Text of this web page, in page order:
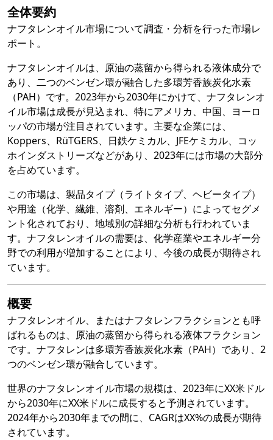
全体要約
ナフタレンオイル市場について調査・分析を行った市場レ
ポート。
ナフタレンオイルは、原油の蒸留から得られる液体成分で
あり、二つのベンゼン環が融合した多環芳香族炭化水素
（PAH）です。2023年から2030年にかけて、ナフタレンオ
イル市場は成長が見込まれ、特にアメリカ、中国、ヨーロ
ッパの市場が注目されています。主要な企業には、
Koppers、RüTGERS、日鉄ケミカル、JFEケミカル、コッ
ホインダストリーズなどがあり、2023年には市場の大部分
を占めています。
この市場は、製品タイプ（ライトタイプ、ヘビータイプ）
や用途（化学、繊維、溶剤、エネルギー）によってセグメ
ント化されており、地域別の詳細な分析も行われていま
す。ナフタレンオイルの需要は、化学産業やエネルギー分
野での利用が増加することにより、今後の成長が期待され
ています。
概要
ナフタレンオイル、またはナフタレンフラクションとも呼
ばれるものは、原油の蒸留から得られる液体フラクション
です。ナフタレンは多環芳香族炭化水素（PAH）であり、2
つのベンゼン環が融合しています。
世界のナフタレンオイル市場の規模は、2023年にXX米ドル
から2030年にXX米ドルに成長すると予測されています。
2024年から2030年までの間に、CAGRはXX%の成長が期待
されています。